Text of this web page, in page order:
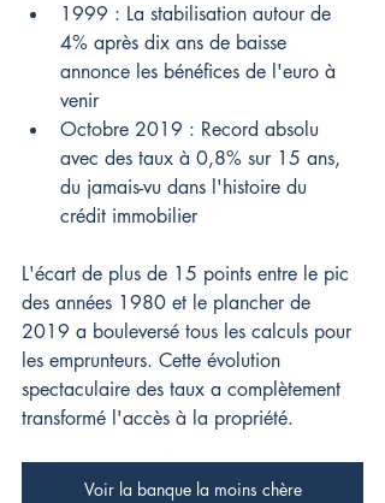
1999 : La stabilisation autour de
4% après dix ans de baisse
annonce les bénéfices de l'euro à
venir
Octobre 2019 : Record absolu
avec des taux à 0,8% sur 15 ans,
du jamais-vu dans l'histoire du
crédit immobilier
L'écart de plus de 15 points entre le pic
des années 1980 et le plancher de
2019 a bouleversé tous les calculs pour
les emprunteurs. Cette évolution
spectaculaire des taux a complètement
transformé l'accès à la propriété.
Voir la banque la moins chère